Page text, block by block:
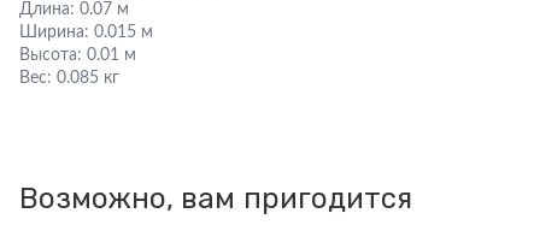
Длина: 0.07 м
Ширина: 0.015 м
Высота: 0.01 м
Вес: 0.085 кг
Возможно, вам пригодится